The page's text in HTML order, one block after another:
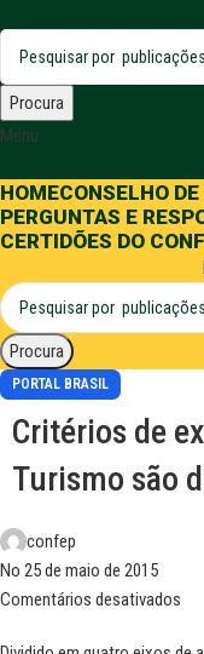
Procura
Menu
HOMECONSELHO
PERGUNTAS E
CERTIDÕES DO
Procura
PORTAL BRASIL
Critérios de
Turismo são
confep
No 25 de maio de 2015
Comentários desativados